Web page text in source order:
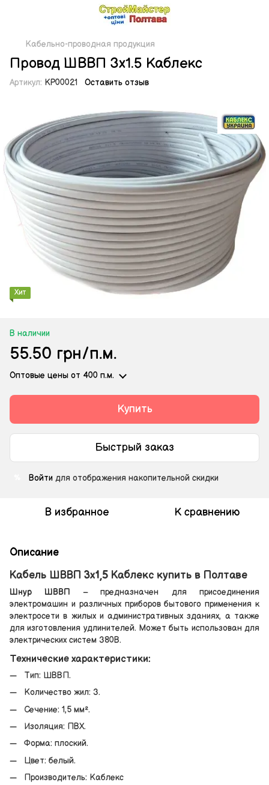
Кабельно-проводная продукция
Провод ШВВП 3х1.5 Каблекс
Артикул: KP00021 Оставить отзыв
Хит
В наличии
55.50 грн/п.м.
Оптовые цены от 400 п.м.
Купить
Быстрый заказ
Войти для отображения накопительной скидки
В избранное К сравнению
Описание
Кабель ШВВП 3х1,5 Каблекс купить в Полтаве
Шнур ШВВП – предназначен для присоединения
электромашин и различных приборов бытового применения к
электросети в жилых и административных зданиях, а также
для изготовления удлинителей. Может быть использован для
электрических систем 380В.
Технические характеристики:
Тип: ШВВП.
Количество жил: 3.
Сечение: 1,5 мм².
Изоляция: ПВХ.
Форма: плоский.
Цвет: белый.
Производитель: Каблекс